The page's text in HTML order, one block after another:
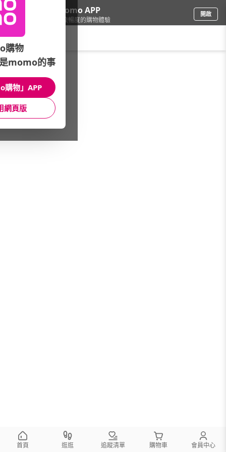
下載momo APP
給你3倍流暢度的購物體驗
開啟
彩妝保養/LUSH
本館精選商品
館長推薦 月銷量
首頁 逛逛 追蹤清單 購物車 會員中心
購物
momo的事
購物」APP
網頁版